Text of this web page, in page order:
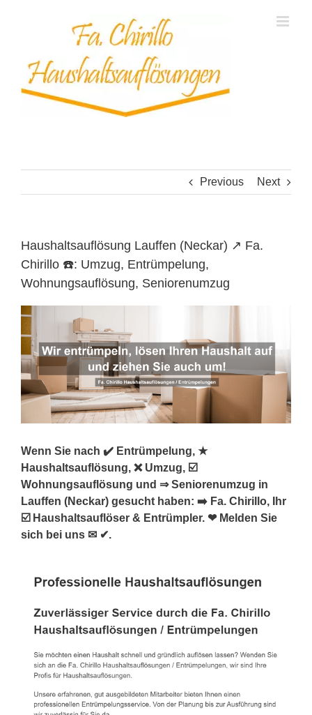
Previous Next
Haushaltsauflösung Lauffen (Neckar) ↗️ Fa.
Chirillo ☎️: Umzug, Entrümpelung,
Wohnungsauflösung, Seniorenumzug
Wenn Sie nach ✔️ Entrümpelung, ★
Haushaltsauflösung, ❌ Umzug, ☑️
Wohnungsauflösung und ⇒ Seniorenumzug in
Lauffen (Neckar) gesucht haben: ➡️ Fa. Chirillo, Ihr
☑️ Haushaltsauflöser & Entrümpler. ❤ Melden Sie
sich bei uns ✉ ✔.